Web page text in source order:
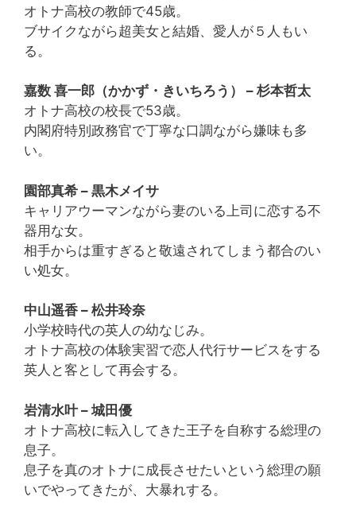
オトナ高校の教師で45歳。
ブサイクながら超美女と結婚、愛人が５人もい
る。
嘉数 喜一郎（かかず・きいちろう） – 杉本哲太
オトナ高校の校長で53歳。
内閣府特別政務官で丁寧な口調ながら嫌味も多
い。
園部真希 – 黒木メイサ
キャリアウーマンながら妻のいる上司に恋する不
器用な女。
相手からは重すぎると敬遠されてしまう都合のい
い処女。
中山遥香 – 松井玲奈
小学校時代の英人の幼なじみ。
オトナ高校の体験実習で恋人代行サービスをする
英人と客として再会する。
岩清水叶 – 城田優
オトナ高校に転入してきた王子を自称する総理の
息子。
息子を真のオトナに成長させたいという総理の願
いでやってきたが、大暴れする。